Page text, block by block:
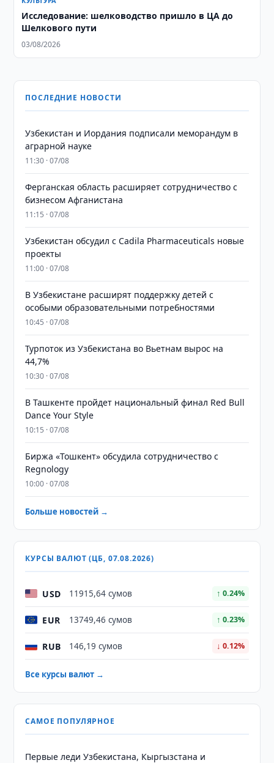
Исследование: шелководство пришло в ЦА до
Шелкового пути
03/08/2026
ПОСЛЕДНИЕ НОВОСТИ
Узбекистан и Иордания подписали меморандум в
аграрной науке
11:30 · 07/08
Ферганская область расширяет сотрудничество с
бизнесом Афганистана
11:15 · 07/08
Узбекистан обсудил с Cadila Pharmaceuticals новые
проекты
11:00 · 07/08
В Узбекистане расширят поддержку детей с
особыми образовательными потребностями
10:45 · 07/08
Турпоток из Узбекистана во Вьетнам вырос на
44,7%
10:30 · 07/08
В Ташкенте пройдет национальный финал Red Bull
Dance Your Style
10:15 · 07/08
Биржа «Тошкент» обсудила сотрудничество с
Regnology
10:00 · 07/08
Больше новостей →
КУРСЫ ВАЛЮТ (ЦБ, 07.08.2026)
USD 11915,64 сумов ↑ 0.24%
EUR 13749,46 сумов ↑ 0.23%
RUB 146,19 сумов ↓ 0.12%
Все курсы валют →
САМОЕ ПОПУЛЯРНОЕ
Первые леди Узбекистана, Кыргызстана и